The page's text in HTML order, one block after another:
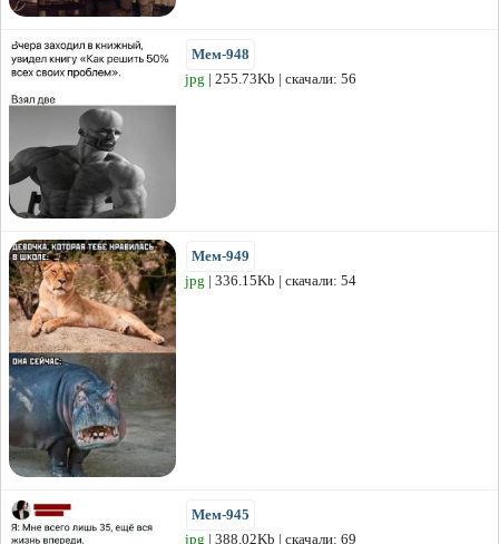
Мем-948
jpg | 255.73Kb | скачали: 56
Мем-949
jpg | 336.15Kb | скачали: 54
Мем-945
jpg | 388.02Kb | скачали: 69